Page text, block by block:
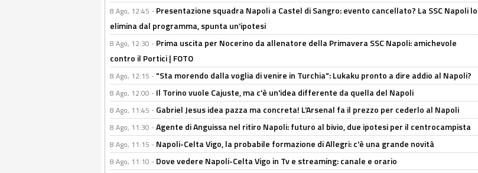
8 Ago, 12:45 - Presentazione squadra Napoli a Castel di Sangro: evento cancellato? La SSC Napoli lo
elimina dal programma, spunta un'ipotesi
8 Ago, 12:30 - Prima uscita per Nocerino da allenatore della Primavera SSC Napoli: amichevole
contro il Portici | FOTO
8 Ago, 12:15 - "Sta morendo dalla voglia di venire in Turchia": Lukaku pronto a dire addio al Napoli?
8 Ago, 12:00 - Il Torino vuole Cajuste, ma c'è un'idea differente da quella del Napoli
8 Ago, 11:45 - Gabriel Jesus idea pazza ma concreta! L'Arsenal fa il prezzo per cederlo al Napoli
8 Ago, 11:30 -Agente di Anguissa nel ritiro Napoli: futuro al bivio, due ipotesi per il centrocampista
8 Ago, 11:15 - Napoli-Celta Vigo, la probabile formazione di Allegri: c'è una grande novità
8 Ago, 11:10 - Dove vedere Napoli-Celta Vigo in Tv e streaming: canale e orario